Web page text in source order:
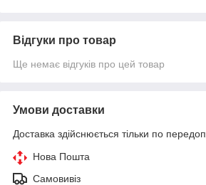
Відгуки про товар
Ще немає відгуків про цей товар
Умови доставки
Доставка здійснюється тільки по
Нова Пошта
Самовивіз